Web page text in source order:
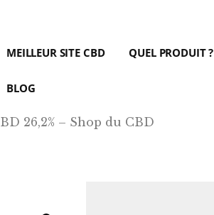
MEILLEUR SITE CBD QUEL PRODUIT ?
BLOG
26,2% – Shop du CBD